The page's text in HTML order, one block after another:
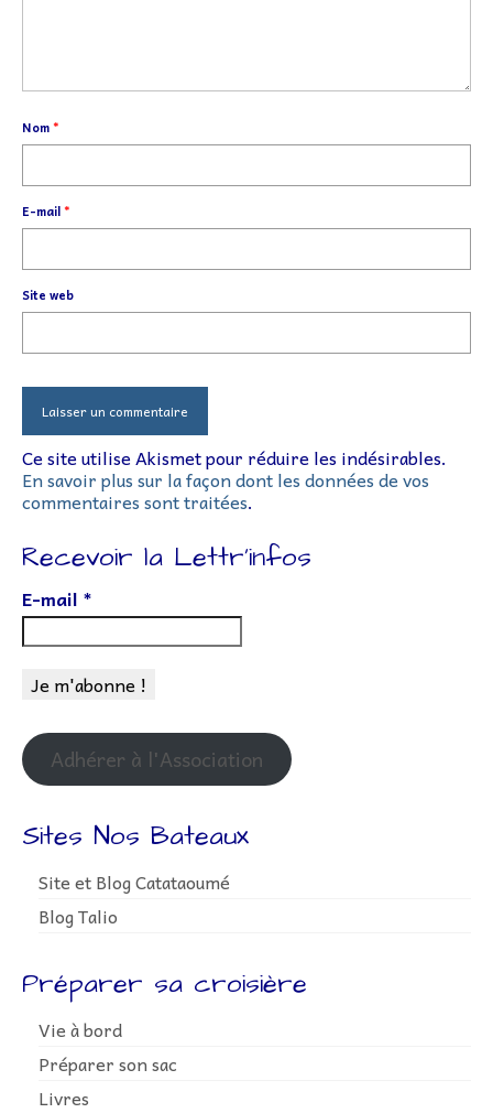
Nom*
E-mail*
Site web
Ce site utilise Akismet pour réduire les indésirables.
En savoir plus sur la façon dont les données de vos
commentaires sont traitées.
Recevoir la Lettr’infos
E-mail *
Adhérer à l'Association
Sites Nos Bateaux
Site et Blog Catataoumé
Blog Talio
Préparer sa croisière
Vie à bord
Préparer son sac
Livres